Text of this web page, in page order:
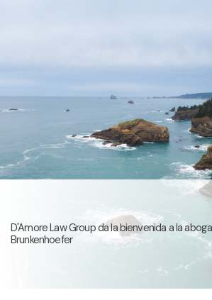
D'Amore Law Group da la bienvenida a la
Brunkenhoefer